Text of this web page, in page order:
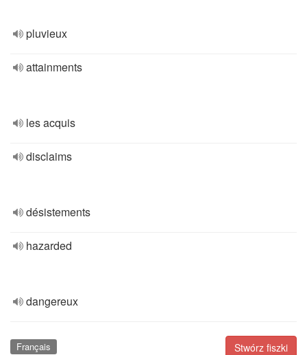
pluvieux
attainments
les acquis
disclaims
désistements
hazarded
dangereux
Stwórz fiszki
Français